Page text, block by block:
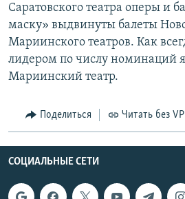
Саратовского театра оперы и
маску» выдвинуты балеты
Мариинского театров. Как
лидером по числу номинаций
Мариинский театр.
Поделиться Читать без
СОЦИАЛЬНЫЕ СЕТИ